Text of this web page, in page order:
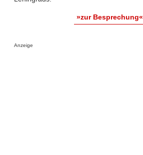
»zur Besprechung«
Anzeige